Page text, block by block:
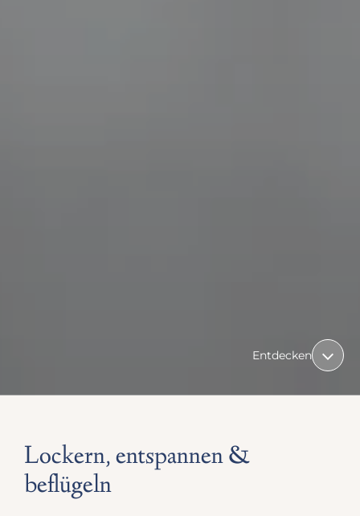
Entdecken
Lockern, entspannen &
beflügeln